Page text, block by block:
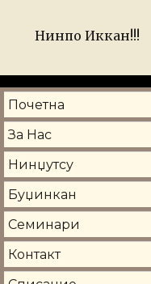
Нинпо Иккан!!!
Почетна
За Нас
Нинџутсу
Буџинкан
Семинари
Контакт